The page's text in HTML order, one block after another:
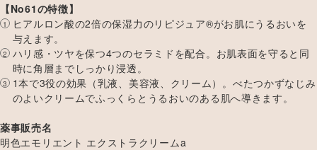
【No61の特徴】
ヒアルロン酸の2倍の保湿力のリピジュア®がお肌にうるおいを
与えます。
ハリ感・ツヤを保つ4つのセラミドを配合。お肌表面を守ると同
時に角層までしっかり浸透。
1本で3役の効果（乳液、美容液、クリーム）。べたつかずなじみ
のよいクリームでふっくらとうるおいのある肌へ導きます。
薬事販売名
明色エモリエント エクストラクリームa